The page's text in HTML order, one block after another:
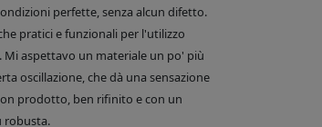
perfette, senza alcun difetto.
pratici e funzionali per l'utilizzo
aspettavo un materiale un po' più
oscillazione, che dà una sensazione
prodotto, ben rifinito e con un
robusta.